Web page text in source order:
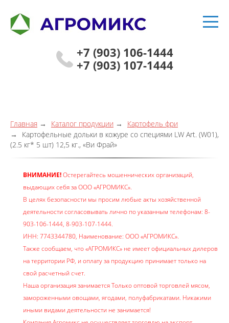
+7 (903) 106-1444
+7 (903) 107-1444
Главная Каталог продукции
Картофель фри
Картофельные дольки в кожуре со специями LW Art. (W01),
(2.5 кг* 5 шт) 12,5 кг., «Ви Фрай»
ВНИМАНИЕ!Остерегайтесь мошеннических организаций,
выдающих себя за ООО «АГРОМИКС».
В целях безопасности мы просим любые акты хозяйственной
деятельности согласовывать лично по указанным телефонам: 8-
903-106-1444, 8-903-107-1444.
ИНН: 7743344780, Наименование: ООО «АГРОМИКС».
Также сообщаем, что «АГРОМИКС» не имеет официальных дилеров
на территории РФ, и оплату за продукцию принимает только на
свой расчетный счет.
Наша организация занимается Только оптовой торговлей мясом,
замороженными овощами, ягодами, полуфабрикатами. Никакими
иными видами деятельности не занимается!